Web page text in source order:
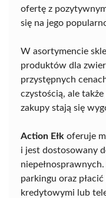
ofertę z
się na jego
W asortymencie
produktów dla
przystępnych
czystością, ale także
zakupy stają się
Action Ełk oferuje
i jest dostosowany
parkingu oraz
kredytowymi lub